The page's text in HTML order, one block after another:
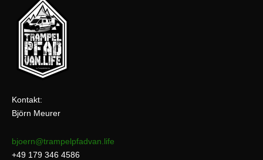
Kontakt:
Björn Meurer
bjoern@trampelpfadvan.life
+49 179 346 4586